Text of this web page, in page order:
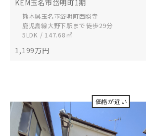
KEM玉名市岱明町1期
熊本県玉名市岱明町西照寺
鹿児島線大野下駅まで 徒歩29分
5LDK / 147.68㎡
1,199万円